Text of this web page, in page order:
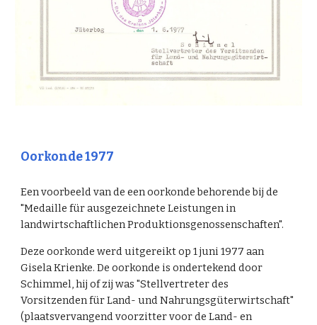
Oorkonde 1977
Een voorbeeld van de een oorkonde behorende bij de
"Medaille für ausgezeichnete Leistungen in
landwirtschaftlichen Produktionsgenossenschaften".
Deze oorkonde werd uitgereikt op 1 juni 1977 aan
Gisela Krienke. De oorkonde is ondertekend door
Schimmel, hij of zij was "Stellvertreter des
Vorsitzenden für Land- und Nahrungsgüterwirtschaft"
(plaatsvervangend voorzitter voor de Land- en